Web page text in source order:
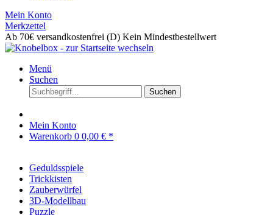
Mein Konto
Merkzettel
Ab 70€ versandkostenfrei (D) Kein Mindestbestellwert
Menü
Suchen
Suchen
Mein Konto
Warenkorb 0 0,00 € *
Geduldsspiele
Trickkisten
Zauberwürfel
3D-Modellbau
Puzzle